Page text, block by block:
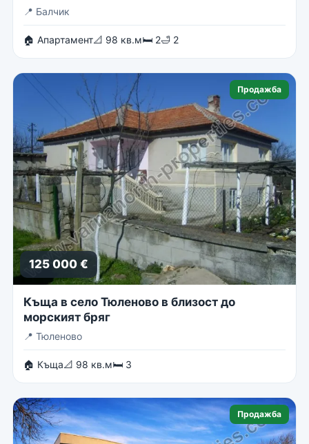
📍 Балчик
🏠 Апартамент📐 98 кв.м🛏 2🛁 2
Продажба
125 000 €
Къща в село Тюленово в близост до
морският бряг
📍 Тюленово
🏠 Къща📐 98 кв.м🛏 3
Продажба